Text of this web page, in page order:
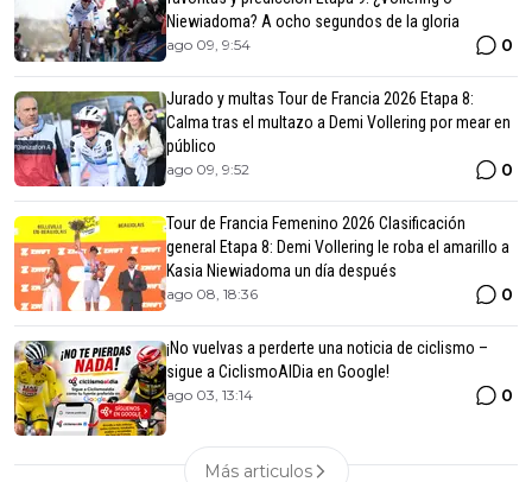
Niewiadoma? A ocho segundos de la gloria
ago 09, 9:54 0
Jurado y multas Tour de Francia 2026 Etapa 8:
Calma tras el multazo a Demi Vollering por mear en
público
ago 09, 9:52 0
Tour de Francia Femenino 2026 Clasificación
general Etapa 8: Demi Vollering le roba el amarillo a
Kasia Niewiadoma un día después
ago 08, 18:36 0
¡No vuelvas a perderte una noticia de ciclismo –
sigue a CiclismoAlDia en Google!
ago 03, 13:14 0
Más articulos